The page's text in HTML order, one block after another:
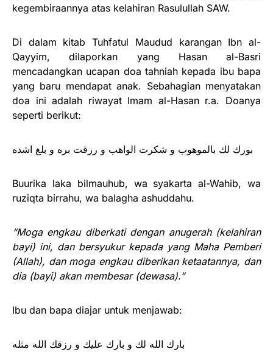
kegembiraannya atas kelahiran Rasulullah SAW.
Di dalam kitab Tuhfatul Maudud karangan Ibn al-
Qayyim, dilaporkan yang Hasan al-Basri
mencadangkan ucapan doa tahniah kepada ibu bapa
yang baru mendapat anak. Sebahagian menyatakan
doa ini adalah riwayat Imam al-Hasan r.a. Doanya
seperti berikut:
بورك لك بالموهوب و شكرت الواهب و رزقت بره و بلغ اشده
Buurika laka bilmauhub, wa syakarta al-Wahib, wa
ruziqta birrahu, wa balagha ashuddahu.
“Moga engkau diberkati dengan anugerah (kelahiran
bayi) ini, dan bersyukur kepada yang Maha Pemberi
(Allah), dan moga engkau diberikan ketaatannya, dan
dia (bayi) akan membesar (dewasa).”
Ibu dan bapa diajar untuk menjawab:
بارك الله لك و بارك عليك و رزقك الله مثله